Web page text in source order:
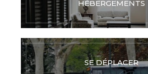
HÉBERGEMENTS
SE DÉPLACER